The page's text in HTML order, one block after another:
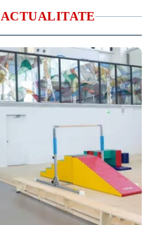
ACTUALITATE